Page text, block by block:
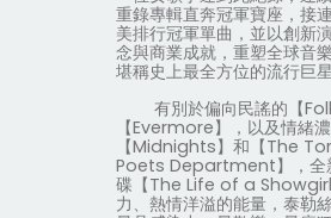
重錄專輯直奔冠軍寶座，接
美排行冠軍單曲，並以創新
念與商業成就，重塑全球音
堪稱史上最全方位的流行巨星
有別於偏向民謠的【
【Evermore】，以及情緒
【Midnights】和【The
Poets Department】，
碟【The Life of a Showgirl
力、熱情洋溢的能量，泰勒